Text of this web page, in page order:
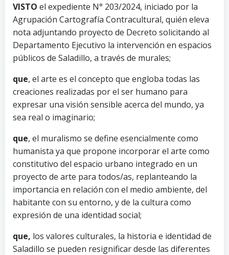
VISTO el expediente N° 203/2024, iniciado por la
Agrupación Cartografía Contracultural, quién eleva
nota adjuntando proyecto de Decreto solicitando al
Departamento Ejecutivo la intervención en espacios
públicos de Saladillo, a través de murales;
que, el arte es el concepto que engloba todas las
creaciones realizadas por el ser humano para
expresar una visión sensible acerca del mundo, ya
sea real o imaginario;
que, el muralismo se define esencialmente como
humanista ya que propone incorporar el arte como
constitutivo del espacio urbano integrado en un
proyecto de arte para todos/as, replanteando la
importancia en relación con el medio ambiente, del
habitante con su entorno, y de la cultura como
expresión de una identidad social;
que, los valores culturales, la historia e identidad de
Saladillo se pueden resignificar desde las diferentes